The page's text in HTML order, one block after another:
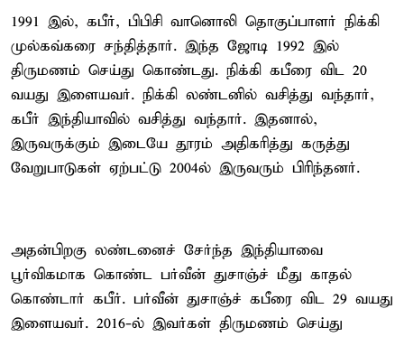
1991 இல், கபீர், பிபிசி வானொலி தொகுப்பாளர் நிக்கி
முல்கவ்கரை சந்தித்தார். இந்த ஜோடி 1992 இல்
திருமணம் செய்து கொண்டது. நிக்கி கபீரை விட 20
வயது இளையவர். நிக்கி லண்டனில் வசித்து வந்தார்,
கபீர் இந்தியாவில் வசித்து வந்தார். இதனால்,
இருவருக்கும் இடையே தூரம் அதிகரித்து கருத்து
வேறுபாடுகள் ஏற்பட்டு 2004ல் இருவரும் பிரிந்தனர்.
அதன்பிறகு லண்டனைச் சேர்ந்த இந்தியாவை
பூர்விகமாக கொண்ட பர்வீன் துசாஞ்ச் மீது காதல்
கொண்டார் கபீர். பர்வீன் துசாஞ்ச் கபீரை விட 29 வயது
இளையவர். 2016-ல் இவர்கள் திருமணம் செய்து